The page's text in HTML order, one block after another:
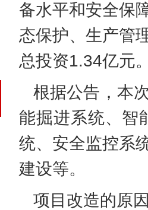
备水平和安全保
态保护、生产管
总投资1.34亿元
根据公告，本
能掘进系统、智
统、安全监控系
建设等。
项目改造的原